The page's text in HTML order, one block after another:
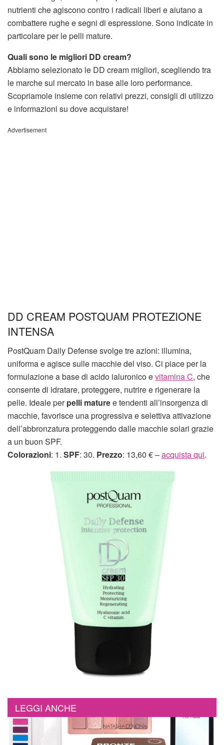
nutrienti che agiscono contro i radicali liberi e aiutano a
combattere rughe e segni di espressione. Sono indicate in
particolare per le pelli mature.
Quali sono le migliori DD cream?
Abbiamo selezionato le DD cream migliori, scegliendo tra
le marche sul mercato in base alle loro performance.
Scopriamole insieme con relativi prezzi, consigli di utilizzo
e informazioni su dove acquistare!
Advertisement
DD CREAM POSTQUAM PROTEZIONE
INTENSA
PostQuam Daily Defense svolge tre azioni: illumina,
uniforma e agisce sulle macchie del viso. Ci piace per la
formulazione a base di acido ialuronico evitamina C, che
consente di idratare, proteggere, nutrire e rigenerare la
pelle. Ideale perpelli maturee tendenti all’insorgenza di
macchie, favorisce una progressiva e selettiva attivazione
dell’abbronzatura proteggendo dalle macchie solari grazie
a un buon SPF.
Colorazioni: 1. SPF: 30. Prezzo: 13,60 € –acquista qui.
LEGGI ANCHE